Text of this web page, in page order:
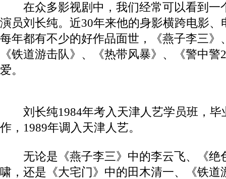
在众多影视剧中，我们经常可以看到一
演员刘长纯。近30年来他的身影横跨电影、
每年都有不少的好作品面世，《燕子李三》
《铁道游击队》、《热带风暴》、《警中
爱。
刘长纯1984年考入天津人艺学员班，毕
作，1989年调入天津人艺。
无论是《燕子李三》中的李云飞、《绝
啸，还是《大宅门》中的田木清一、《铁道